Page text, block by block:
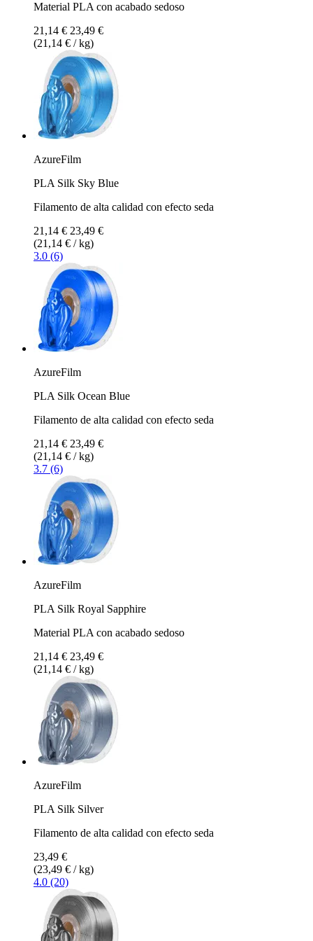
Material PLA con acabado sedoso
21,14 € 23,49 €
(21,14 € / kg)
AzureFilm
PLA Silk Sky Blue
Filamento de alta calidad con efecto seda
21,14 € 23,49 €
(21,14 € / kg)
3.0 (6)
AzureFilm
PLA Silk Ocean Blue
Filamento de alta calidad con efecto seda
21,14 € 23,49 €
(21,14 € / kg)
3.7 (6)
AzureFilm
PLA Silk Royal Sapphire
Material PLA con acabado sedoso
21,14 € 23,49 €
(21,14 € / kg)
AzureFilm
PLA Silk Silver
Filamento de alta calidad con efecto seda
23,49 €
(23,49 € / kg)
4.0 (20)